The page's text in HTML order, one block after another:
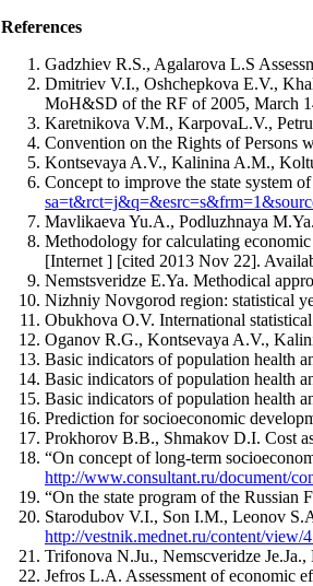
References
Gadzhiev R.S., Agalarova L.S
Dmitriev V.I., Oshchepkova E.V.,
MoH&SD of the RF of 2005, March
Karetnikova V.M., KarpovaL.V.,
Convention on the Rights of Persons
Kontsevaya A.V., Kalinina A.M.,
Concept to improve the state system
Mavlikaeva Yu.A., Podluzhnaya
Methodology for calculating
[Internet ] [cited 2013 Nov 22].
Nemstsveridze E.Ya. Methodical
Nizhniy Novgorod region: statistical
Obukhova O.V. International
Oganov R.G., Kontsevaya A.V.,
Basic indicators of population health
Basic indicators of population health
Basic indicators of population health
Prediction for socioeconomic
Prokhorov B.B., Shmakov D.I. Cost
“On concept of long-term
http://www.consultant.ru/document/
“On the state program of the
Starodubov V.I., Son I.M., Leonov
http://vestnik.mednet.ru/content/view/
Trifonova N.Ju., Nemscveridze
Jefros L.A. Assessment of economic